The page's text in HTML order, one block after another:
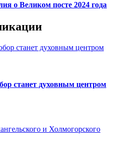
о Великом посте 2024 года
станет духовным центром
и Холмогорского